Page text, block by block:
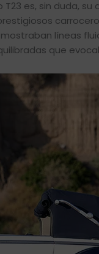
es, sin duda,
líneas
que